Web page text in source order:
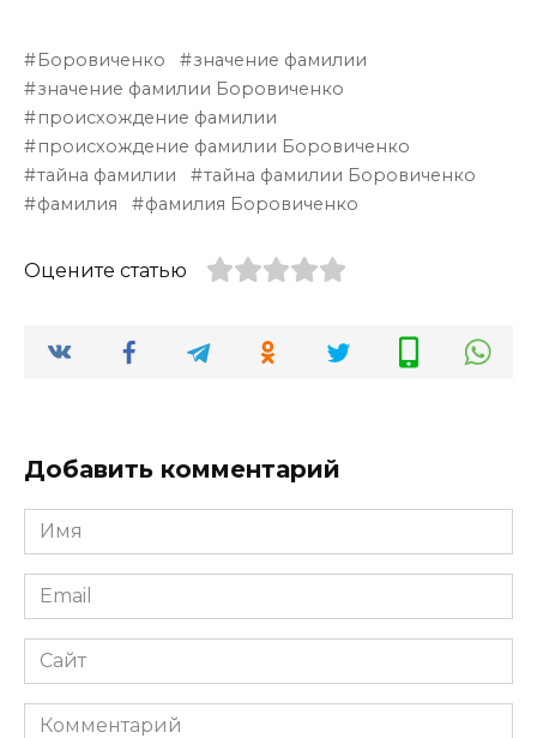
Боровиченко
значение фамилии
значение фамилии Боровиченко
происхождение фамилии
происхождение фамилии Боровиченко
тайна фамилии
тайна фамилии Боровиченко
фамилия
фамилия Боровиченко
Оцените статью
Добавить комментарий
Имя
*
Email
*
Сайт
Комментарий